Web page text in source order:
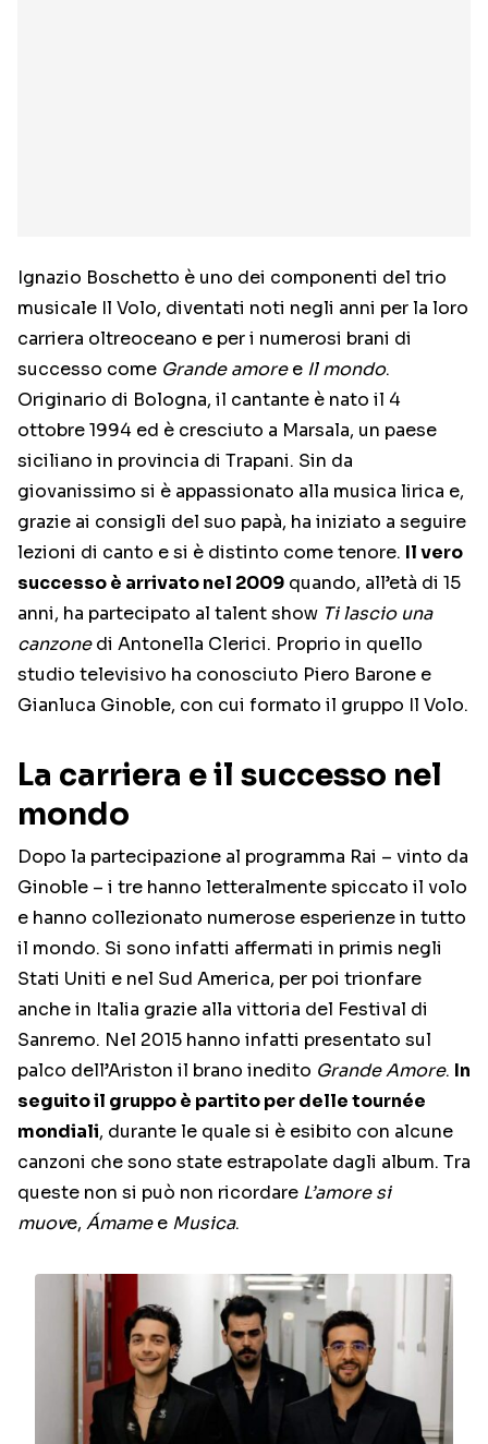
Ignazio Boschetto è uno dei componenti del trio
musicale Il Volo, diventati noti negli anni per la loro
carriera oltreoceano e per i numerosi brani di
successo come Grande amoree Il mondo.
Originario di Bologna, il cantante è nato il 4
ottobre 1994 ed è cresciuto a Marsala, un paese
siciliano in provincia di Trapani. Sin da
giovanissimo si è appassionato alla musica lirica e,
grazie ai consigli del suo papà, ha iniziato a seguire
lezioni di canto e si è distinto come tenore. Il vero
successo è arrivato nel 2009 quando, all’età di 15
anni, ha partecipato al talent show Ti lascio una
canzonedi Antonella Clerici. Proprio in quello
studio televisivo ha conosciuto Piero Barone e
Gianluca Ginoble, con cui formato il gruppo Il Volo.
La carriera e il successo nel
mondo
Dopo la partecipazione al programma Rai – vinto da
Ginoble – i tre hanno letteralmente spiccato il volo
e hanno collezionato numerose esperienze in tutto
il mondo. Si sono infatti affermati in primis negli
Stati Uniti e nel Sud America, per poi trionfare
anche in Italia grazie alla vittoria del Festival di
Sanremo. Nel 2015 hanno infatti presentato sul
palco dell’Ariston il brano inedito Grande Amore. In
seguito il gruppo è partito per delle tournée
mondiali, durante le quale si è esibito con alcune
canzoni che sono state estrapolate dagli album. Tra
queste non si può non ricordare L’amore si
muove, Ámamee Musica.